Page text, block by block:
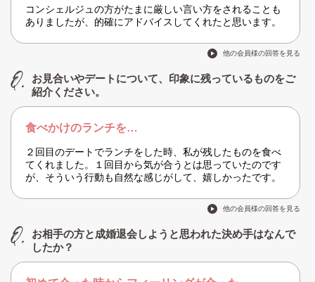
コンシェルジュの方がたまに厳しい言い方をされることも
ありましたが、的確にアドバイスしてくれたと思います。
他の会員様の回答を見る
お見合いやデートについて、印象に残っているものをご
紹介ください。
食べかけのランチを…
２回目のデートでランチをした時、私が残したものを食べ
てくれました。１回目から気が合うとは思っていたのです
が、そういう行動も自然な感じがして、嬉しかったです。
他の会員様の回答を見る
お相手の方と成婚退会しようと思われた決め手はなんで
したか？